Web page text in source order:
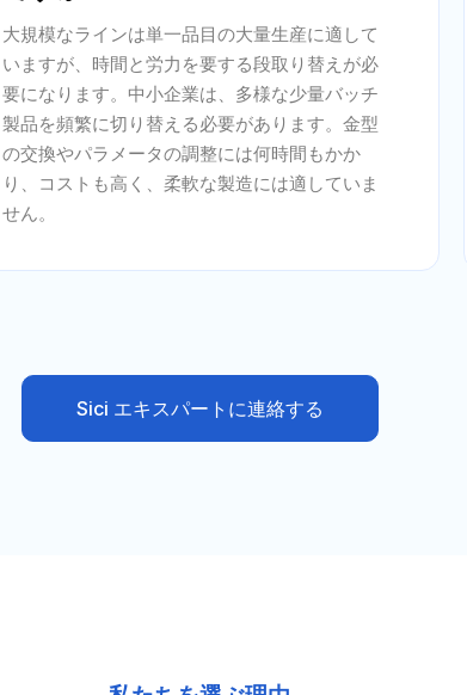
大規模なラインは単一品目の大量生産に適して
いますが、時間と労力を要する段取り替えが必
要になります。中小企業は、多様な少量バッチ
製品を頻繁に切り替える必要があります。金型
の交換やパラメータの調整には何時間もかか
り、コストも高く、柔軟な製造には適していま
せん。
Sici エキスパートに連絡する